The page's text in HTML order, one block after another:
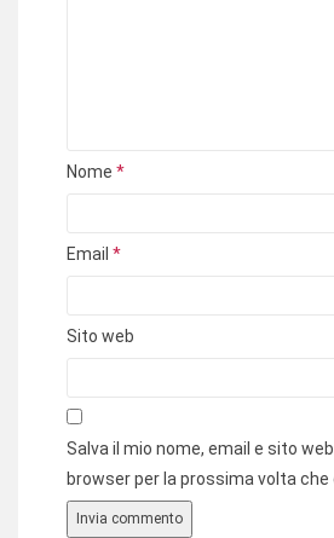
Nome *
Email *
Sito web
Salva il mio nome, email e sito
browser per la prossima volta che